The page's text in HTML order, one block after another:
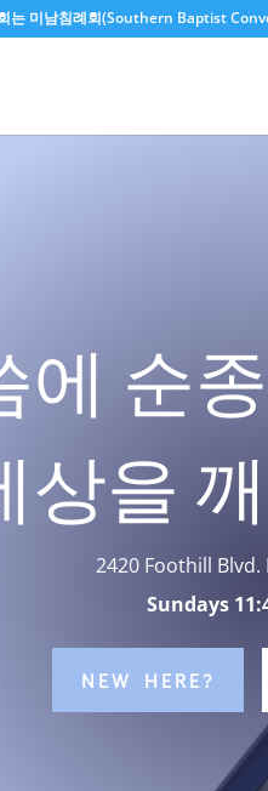
는 미남침례회(Southern Baptist
에 순
상을
2420 Foothill Blvd.
Sundays
NEW HERE?